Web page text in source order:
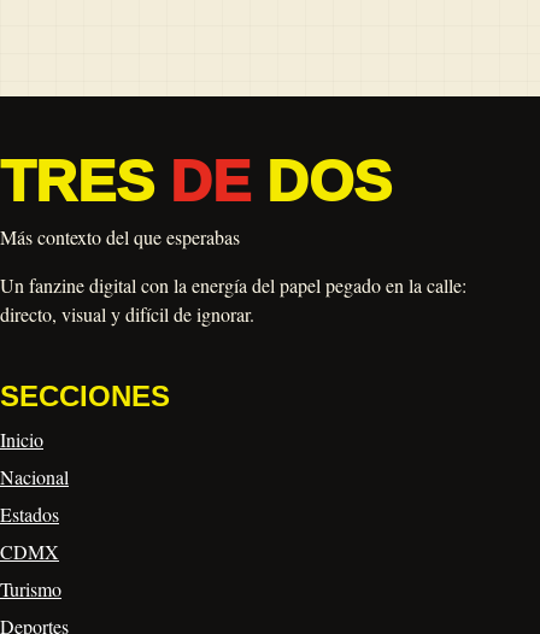
TRES DEDOS
Más contexto del que esperabas
Un fanzine digital con la energía del papel pegado en la calle:
directo, visual y difícil de ignorar.
SECCIONES
Inicio
Nacional
Estados
CDMX
Turismo
Deportes